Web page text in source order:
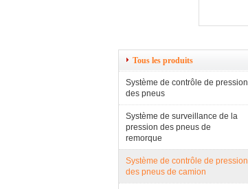
Tous les produits
Système de contrôle de pression
des pneus
Système de surveillance de la
pression des pneus de
remorque
Système de contrôle de pression
des pneus de camion